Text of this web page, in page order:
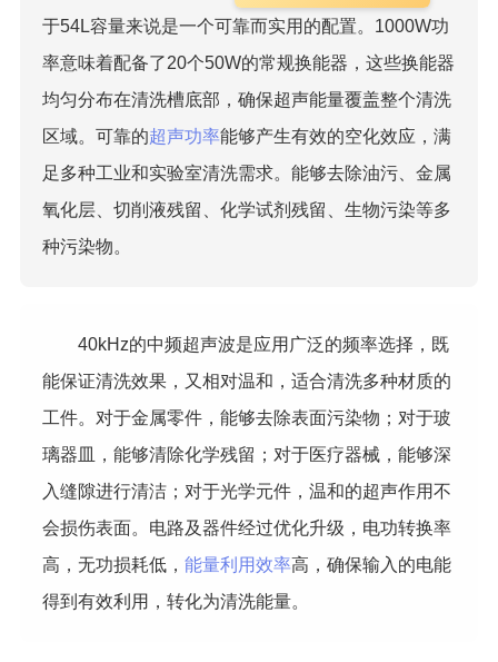
于54L容量来说是一个可靠而实用的配置。1000W功
率意味着配备了20个50W的常规换能器，这些换能器
均匀分布在清洗槽底部，确保超声能量覆盖整个清洗
区域。可靠的超声功率能够产生有效的空化效应，满
足多种工业和实验室清洗需求。能够去除油污、金属
氧化层、切削液残留、化学试剂残留、生物污染等多
种污染物。
40kHz的中频超声波是应用广泛的频率选择，既
能保证清洗效果，又相对温和，适合清洗多种材质的
工件。对于金属零件，能够去除表面污染物；对于玻
璃器皿，能够清除化学残留；对于医疗器械，能够深
入缝隙进行清洁；对于光学元件，温和的超声作用不
会损伤表面。电路及器件经过优化升级，电功转换率
高，无功损耗低， 能量利用效率高，确保输入的电能
得到有效利用，转化为清洗能量。